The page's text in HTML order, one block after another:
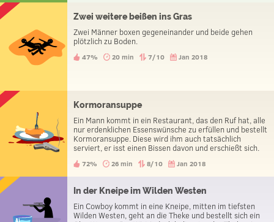
Zwei weitere beißen ins Gras
Zwei Männer boxen gegeneinander und beide gehen
plötzlich zu Boden.
47% 20 min 7/10 Jan 2018
Kormoransuppe
Ein Mann kommt in ein Restaurant, das den Ruf hat, alle
nur erdenklichen Essenswünsche zu erfüllen und bestellt
Kormoransuppe. Diese wird ihm auch tatsächlich
serviert, er isst einen Bissen davon und erschießt sich.
72% 26 min 8/10 Jan 2018
In der Kneipe im Wilden Westen
Ein Cowboy kommt in eine Kneipe, mitten im tiefsten
Wilden Westen, geht an die Theke und bestellt sich ein